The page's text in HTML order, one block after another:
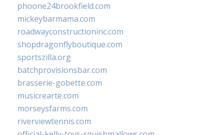
phoone24brookfield.com
mickeybarmama.com
roadwayconstructioninc.com
shopdragonflyboutique.com
sportszilla.org
batchprovisionsbar.com
brasserie-gobette.com
musicrearte.com
morseysfarms.com
riverviewtennis.com